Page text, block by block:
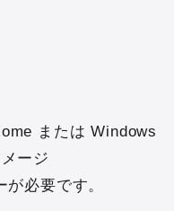
または Windows
ージ
必要です。